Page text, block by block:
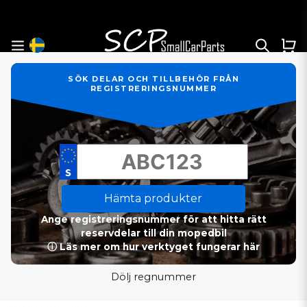
SÖK DELAR OCH TILLBEHÖR FRÅN
REGISTRERINGSNUMMER
Hämta produkter
Ange registreringsnummer för att hitta rätt
reservdelar till din mopedbil
ⓘ Läs mer om hur verktyget fungerar här
Dölj regnummer